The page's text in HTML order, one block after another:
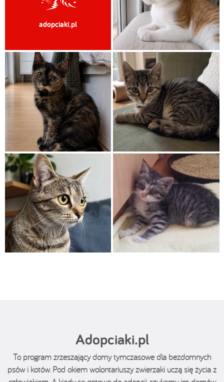
adopciaki.pl
Adopciaki.pl
To program zrzeszający domy tymczasowe dla bezdomnych
psów i kotów. Pod okiem wolontariuszy zwierzaki uczą się życia z